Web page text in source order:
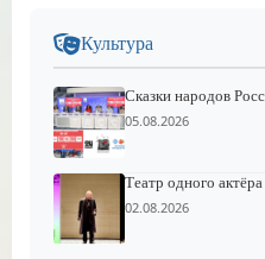
Культура
Сказки народов
05.08.2026
Театр одного
02.08.2026